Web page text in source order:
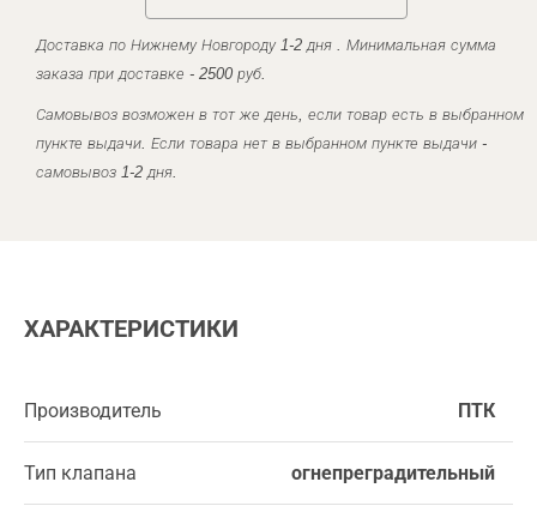
Доставка по Нижнему Новгороду 1-2 дня . Минимальная сумма
заказа при доставке - 2500 руб.
Самовывоз возможен в тот же день, если товар есть в выбранном
пункте выдачи. Если товара нет в выбранном пункте выдачи -
самовывоз 1-2 дня.
ХАРАКТЕРИСТИКИ
Производитель ПТК
Тип клапана огнепреградительный